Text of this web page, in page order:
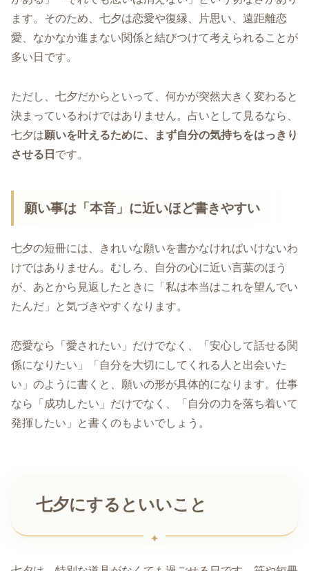
ます。そのため、七夕は恋愛や復縁、片思い、遠距離恋
愛、なかなか進まない関係と結びつけて考えられることが
多い日です。
ただし、七夕だからといって、何かが突然大きく変わると
決まっているわけではありません。占いとして見るなら、
七夕は願いを叶えるために、まず自分の気持ちをはっきり
させる日 です。
願い事は「本音」に近いほど書きやすい
七夕の短冊には、きれいな願いを書かなければいけないわ
けではありません。むしろ、自分の心に近い言葉のほう
が、あとから見返したときに「私は本当はこれを望んでい
たんだ」と気づきやすくなります。
恋愛なら「愛されたい」だけでなく、「安心して話せる関
係になりたい」「自分を大切にしてくれる人と出会いた
い」のように書くと、願いの形が具体的になります。仕事
なら「成功したい」だけでなく、「自分の力を落ち着いて
発揮したい」と書くのもよいでしょう。
七夕にするといいこと